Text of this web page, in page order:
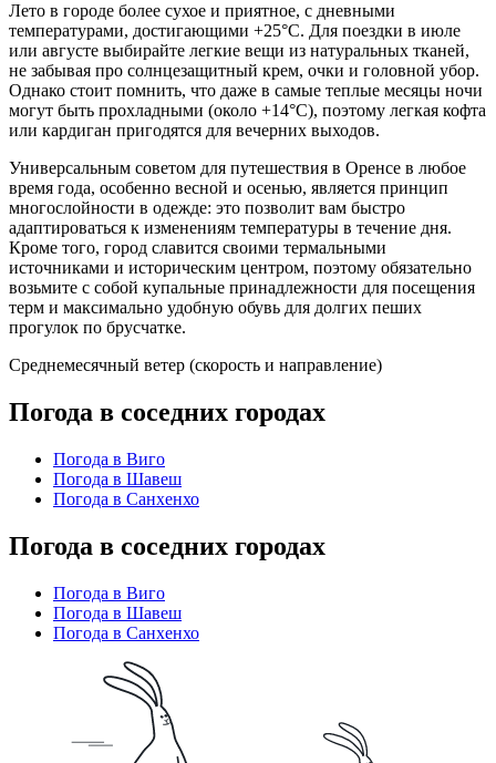
Лето в городе более сухое и приятное, с дневными
температурами, достигающими +25°C. Для поездки в июле
или августе выбирайте легкие вещи из натуральных тканей,
не забывая про солнцезащитный крем, очки и головной убор.
Однако стоит помнить, что даже в самые теплые месяцы ночи
могут быть прохладными (около +14°C), поэтому легкая кофта
или кардиган пригодятся для вечерних выходов.
Универсальным советом для путешествия в Оренсе в любое
время года, особенно весной и осенью, является принцип
многослойности в одежде: это позволит вам быстро
адаптироваться к изменениям температуры в течение дня.
Кроме того, город славится своими термальными
источниками и историческим центром, поэтому обязательно
возьмите с собой купальные принадлежности для посещения
терм и максимально удобную обувь для долгих пеших
прогулок по брусчатке.
Среднемесячный ветер (скорость и направление)
Погода в соседних городах
Погода в Виго
Погода в Шавеш
Погода в Санхенхо
Погода в соседних городах
Погода в Виго
Погода в Шавеш
Погода в Санхенхо